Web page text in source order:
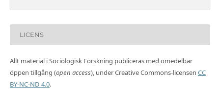
LICENS
Allt material i Sociologisk Forskning publiceras med omedelbar
öppen tillgång (open access), under Creative Commons-licensen CC
BY-NC-ND 4.0.